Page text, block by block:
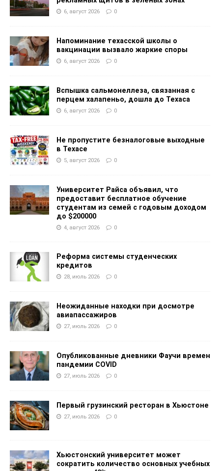
6, август 2026 0
Напоминание техасской школы о
вакцинации вызвало жаркие споры
6, август 2026 0
Вспышка сальмонеллеза, связанная с
перцем халапеньо, дошла до Техаса
6, август 2026 0
Не пропустите безналоговые выходные
в Техасе
5, август 2026 0
Университет Райса объявил, что
предоставит бесплатное обучение
студентам из семей с годовым доходом
до $200000
4, август 2026 0
Реформа системы студенческих
кредитов
28, июль 2026 0
Неожиданные находки при досмотре
авиапассажиров
27, июль 2026 0
Опубликованные дневники Фаучи времен
пандемии COVID
27, июль 2026 0
Первый грузинский ресторан в Хьюстоне
27, июль 2026 0
Хьюстонский университет может
сократить количество основных учебных